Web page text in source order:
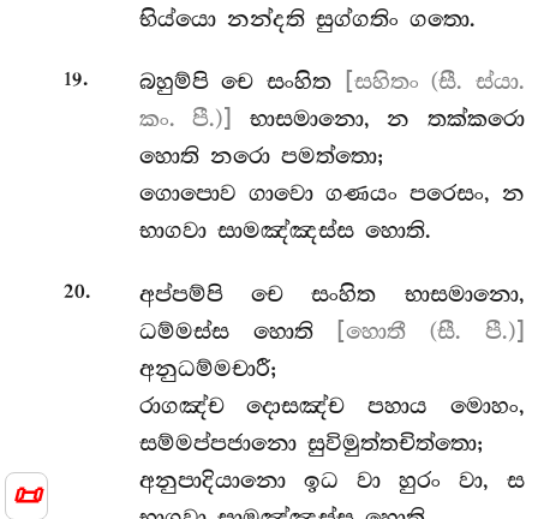
📜
භිය්යො නන්දති සුග්ගතිං ගතො.
19. බහුම්පි චෙ සංහිත
[සහිතං (සී. ස්යා.
කං. පී.)]
භාසමානො, න තක්කරො
හොති නරො පමත්තො;
ගොපොව ගාවො ගණයං පරෙසං, න
භාගවා සාමඤ්ඤස්ස හොති.
20.
අප්පම්පි චෙ සංහිත භාසමානො,
ධම්මස්ස හොති
[හොතී (සී. පී.)]
අනුධම්මචාරී;
රාගඤ්ච දොසඤ්ච පහාය මොහං,
සම්මප්පජානො සුවිමුත්තචිත්තො;
අනුපාදියානො ඉධ වා හුරං වා, ස